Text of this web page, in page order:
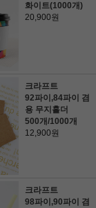
화이트(1000개)
20,900원
크라프트
92파이,84파이 겸
용 무지홀더
500개/1000개
12,900원
크라프트
98파이,90파이 겸